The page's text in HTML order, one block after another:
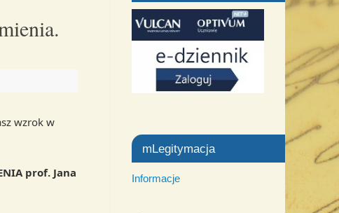
wzrok w
prof. Jana
mLegitymacja
Informacje